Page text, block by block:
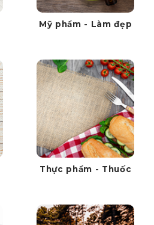
Mỹ phẩm - Làm đẹp
Thực phẩm - Thuốc